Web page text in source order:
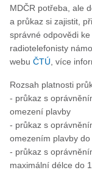
MDČR potřeba, ale
a průkaz si zajistit,
správné odpovědi
radiotelefonisty
webu ČTÚ , více
Rozsah platnosti
- průkaz s
omezení plavby
- průkaz s
omezením plavby
- průkaz s
maximální délce do